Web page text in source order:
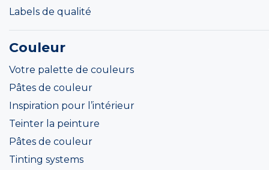
Labels de qualité
Couleur
Votre palette de couleurs
Pâtes de couleur
Inspiration pour l’intérieur
Teinter la peinture
Pâtes de couleur
Tinting systems